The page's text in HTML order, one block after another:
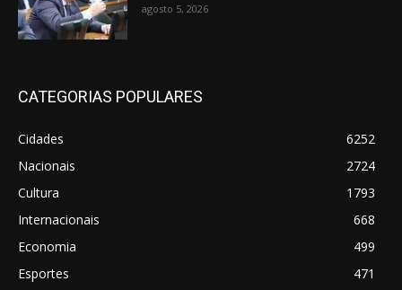
agosto 5, 2026
CATEGORIAS POPULARES
Cidades
6252
Nacionais
2724
Cultura
1793
Internacionais
668
Economia
499
Esportes
471